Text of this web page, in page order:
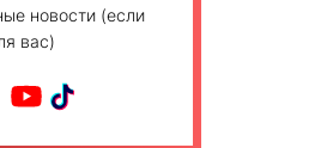
новости (если
вас)